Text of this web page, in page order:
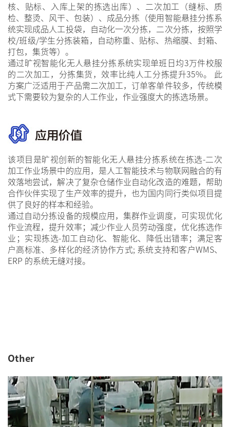
核、贴标、入库上架的拣选出库）、二次加工（缝标、质
检、整烫、风干、包装）、成品分拣（使用智能悬挂分拣系
统实现成品人工投袋，自动化一次分拣，二次分拣，按照学
校/班级/学生分拣装箱，自动称重、贴标、热缩膜、封箱、
打包，集货等）。
通过旷视智能化无人悬挂分拣系统实现单班日均3万件校服
的二次加工，分拣集货，效率比纯人工分拣提升35%。
此
方案广泛适用于产品需二次加工，订单客单件较多，传统模
式下需要较为复杂的人工作业，作业强度大的拣选场景。
该项目是旷视创新的智能化无人悬挂分拣系统在拣选-二次
加工作业场景中的应用，是人工智能技术与物联网融合的有
效落地尝试，解决了复杂仓储作业自动化改造的难题，帮助
合作伙伴实现了生产效率的提升，也为国内同行类似项目提
供了良好的样本和经验。
通过自动分拣设备的规模应用，集群作业调度，可实现优化
作业流程，提升效率；减少作业人员劳动强度，优化拣选作
业；实现拣选-加工自动化、智能化、降低出错率；满足客
户高标准、多样化的经济协作方式; 系统支持和客户WMS、
ERP 的系统无缝对接。
Other